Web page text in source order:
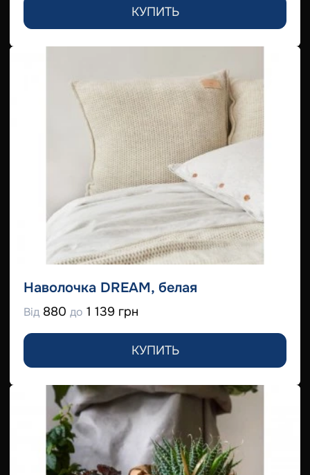
КУПИТЬ
Наволочка DREAM, белая
Від 880 до 1 139 грн
КУПИТЬ